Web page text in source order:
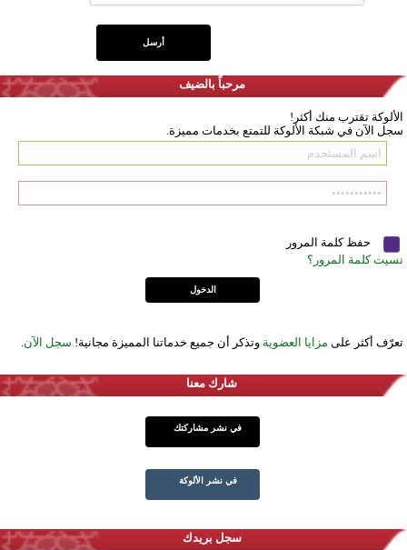
مرحباً بالضيف
الألوكة تقترب منك أكثر!
سجل الآن في شبكة الألوكة للتمتع بخدمات مميزة.
حفظ كلمة المرور
نسيت كلمة المرور؟
تعرّف أكثر على مزايا العضوية وتذكر أن جميع خدماتنا المميزة مجانية! سجل الآن
شارك معنا
في نشر مشاركتك
في نشر الألوكة
سجل بريدك